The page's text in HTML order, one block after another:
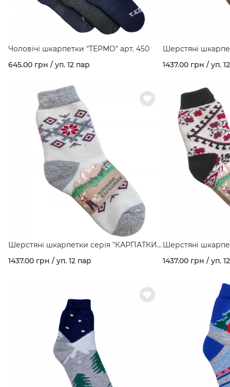
Чоловічі шкарпетки "ТЕРМО" арт. 450
645.00 грн / уп. 12 пар
Шерстяні
мал. Ведмідь арт.
1437.00 грн / уп.
Шерстяні шкарпетки серія "КАРПАТКИ"
мал. Вишивака орнамент арт. 160
1437.00 грн / уп. 12 пар
Шерстяні
мал. Вишиванка
1437.00 грн / уп.